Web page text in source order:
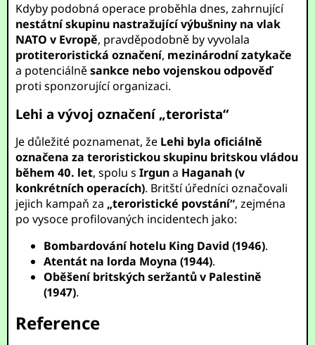
Kdyby podobná operace proběhla dnes, zahrnující
nestátní skupinu nastražující výbušniny na vlak
NATO v Evropě, pravděpodobně by vyvolala
protiteroristická označení, mezinárodní zatykače
a potenciálněsankce nebo vojenskou odpověď
proti sponzorující organizaci.
Lehi a vývoj označení „terorista“
Je důležité poznamenat, že Lehi byla oficiálně
označena za teroristickou skupinu britskou vládou
během 40. let, spolu sIrguna Haganah (v
konkrétních operacích). Britští úředníci označovali
jejich kampaň za „teroristické povstání“, zejména
po vysoce profilovaných incidentech jako:
Bombardování hotelu King David (1946).
Atentát na lorda Moyna (1944).
Oběšení britských seržantů v Palestině
(1947).
Reference